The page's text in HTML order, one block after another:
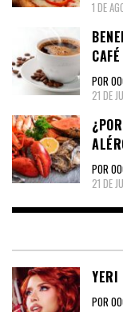
1 DE
POR
21 DE
POR
21 DE
YERI
POR